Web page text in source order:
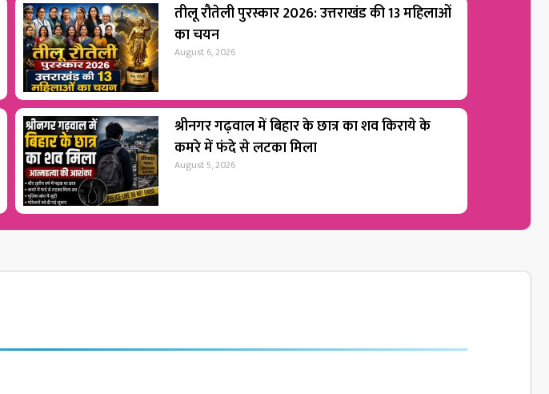
तीलू रौतेली पुरस्कार 2026: उत्तराखंड की 13 महिलाओं
का चयन
August 6, 2026
श्रीनगर गढ़वाल में बिहार के छात्र का शव किराये के
कमरे में फंदे से लटका मिला
August 5, 2026